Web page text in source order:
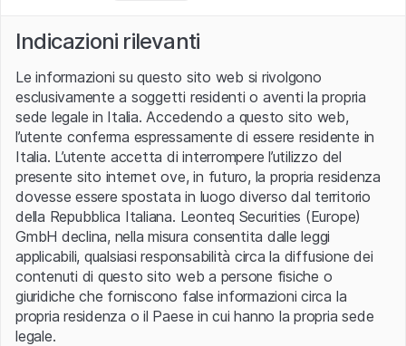
Errore del server.
Indicazioni rilevanti
Le informazioni su questo sito web si rivolgono
esclusivamente a soggetti residenti o aventi la propria
sede legale in Italia. Accedendo a questo sito web,
l’utente conferma espressamente di essere residente in
Italia. L’utente accetta di interrompere l’utilizzo del
presente sito internet ove, in futuro, la propria residenza
dovesse essere spostata in luogo diverso dal territorio
della Repubblica Italiana. Leonteq Securities (Europe)
GmbH declina, nella misura consentita dalle leggi
applicabili, qualsiasi responsabilità circa la diffusione dei
contenuti di questo sito web a persone fisiche o
giuridiche che forniscono false informazioni circa la
propria residenza o il Paese in cui hanno la propria sede
legale.